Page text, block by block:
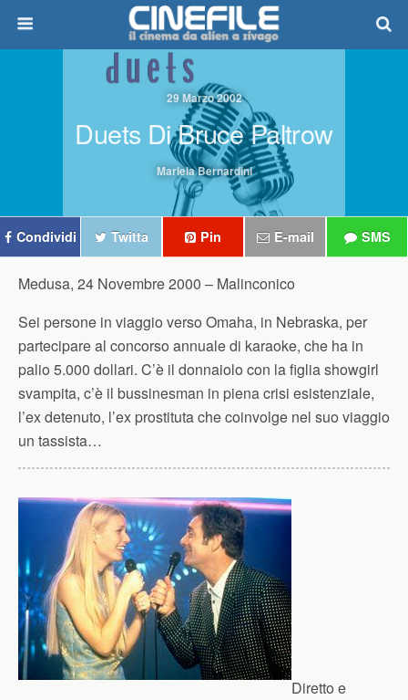
29 Marzo 2002
Duets Di Bruce Paltrow
Mariela Bernardini
Condividi Twitta Pin E-mail SMS
Medusa, 24 Novembre 2000 – Malinconico
Sei persone in viaggio verso Omaha, in Nebraska, per
partecipare al concorso annuale di karaoke, che ha in
palio 5.000 dollari. C’è il donnaiolo con la figlia showgirl
svampita, c’è il bussinesman in piena crisi esistenziale,
l’ex detenuto, l’ex prostituta che coinvolge nel suo viaggio
un tassista…
Diretto e